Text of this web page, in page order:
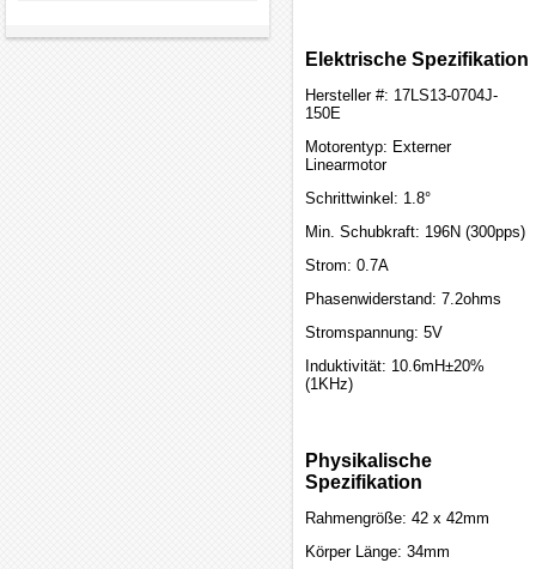
Elektrische Spezifikation
Hersteller #: 17LS13-0704J-
150E
Motorentyp: Externer
Linearmotor
Schrittwinkel: 1.8°
Min. Schubkraft: 196N (300pps)
Strom: 0.7A
Phasenwiderstand: 7.2ohms
Stromspannung: 5V
Induktivität: 10.6mH±20%
(1KHz)
Physikalische
Spezifikation
Rahmengröße: 42 x 42mm
Körper Länge: 34mm